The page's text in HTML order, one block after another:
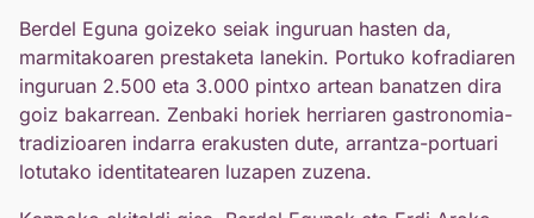
Berdel Eguna goizeko seiak inguruan hasten da,
marmitakoaren prestaketa lanekin. Portuko kofradiaren
inguruan 2.500 eta 3.000 pintxo artean banatzen dira
goiz bakarrean. Zenbaki horiek herriaren gastronomia-
tradizioaren indarra erakusten dute, arrantza-portuari
lotutako identitatearen luzapen zuzena.